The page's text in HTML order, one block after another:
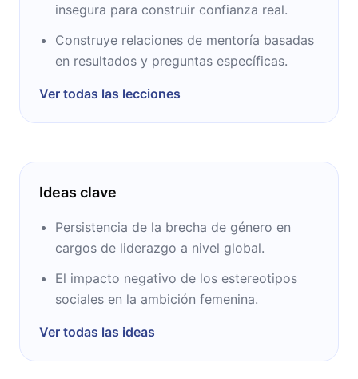
insegura para construir confianza real.
Construye relaciones de mentoría basadas
en resultados y preguntas específicas.
Ver todas las lecciones
Ideas clave
Persistencia de la brecha de género en
cargos de liderazgo a nivel global.
El impacto negativo de los estereotipos
sociales en la ambición femenina.
Ver todas las ideas